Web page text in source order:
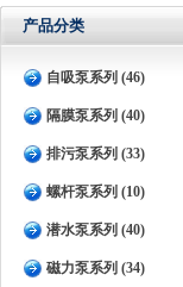
产品分类
自吸泵系列 (46)
隔膜泵系列 (40)
排污泵系列 (33)
螺杆泵系列 (10)
潜水泵系列 (40)
磁力泵系列 (34)